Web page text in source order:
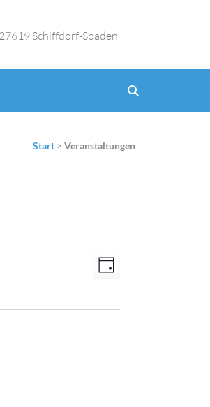
Schiffdorf-Spaden
Start > Veranstaltungen
Ansichten-
Navigation
Veranstaltung
Tag